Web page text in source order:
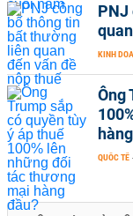
PNJ
KINH
Ông
QUỐC TẾ